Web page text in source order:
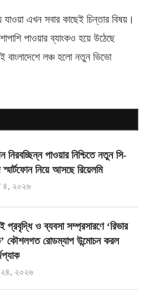
যাওয়া এখন সবার কাছেই চিন্তার বিষয়।
পাওয়ার ব্যাংকও হয়ে উঠেছে
বাংলাদেশে লঞ্চ হলো নতুন ভিভো
নিরবচ্ছিন্ন পাওয়ার নিশ্চিতে নতুন সি-
স্মার্টফোন নিয়ে আসছে রিয়েলমি
৪, ২০২৬
প্রবৃদ্ধি ও ব্যবসা সম্প্রসারণে ‘রিভার
কৌশলগত রোডম্যাপ উন্মোচন করল
২০২৬